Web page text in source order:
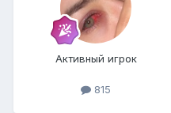
Активный игрок
815